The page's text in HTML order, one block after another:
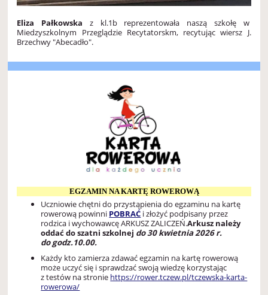
Eliza Pałkowska z kl.1b reprezentowała naszą szkołę w
Miedzyszkolnym Przeglądzie Recytatorskm, recytując wiersz J.
Brzechwy "Abecadło".
EGZAMIN NA KARTĘ ROWEROWĄ
Uczniowie chętni do przystąpienia do egzaminu na kartę
rowerową powinni POBRAĆ i złożyć podpisany przez
rodzica i wychowawcę ARKUSZ ZALICZEŃ.Arkusz należy
oddać do szatni szkolnej do 30 kwietnia 2026 r.
do godz.10.00.
Każdy kto zamierza zdawać egzamin na kartę rowerową
może uczyć się i sprawdzać swoją wiedzę korzystając
z testów na stronie https://rower.tczew.pl/tczewska-karta-
rowerowa/